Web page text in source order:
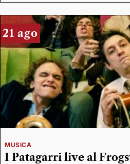
21 ago
MUSICA
I Patagarri live al